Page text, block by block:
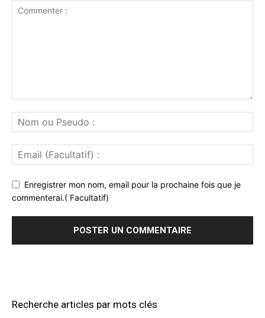
Enregistrer mon nom, email pour la prochaine fois que je
commenterai.( Facultatif)
Recherche articles par mots clés